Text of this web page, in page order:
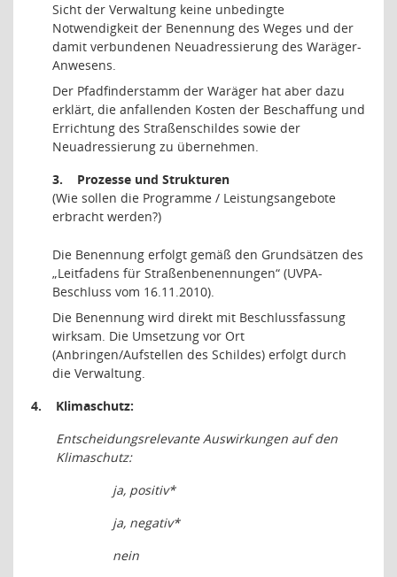
Sicht der Verwaltung keine unbedingte
Notwendigkeit der Benennung des Weges und der
damit verbundenen Neuadressierung des Waräger-
Anwesens.
Der Pfadfinderstamm der Waräger hat aber dazu
erklärt, die anfallenden Kosten der Beschaffung und
Errichtung des Straßenschildes sowie der
Neuadressierung zu übernehmen.
3.
Prozesse und Strukturen
(Wie sollen die Programme / Leistungsangebote
erbracht werden?)
Die Benennung erfolgt gemäß den Grundsätzen des
„Leitfadens für Straßenbenennungen“ (UVPA-
Beschluss vom 16.11.2010).
Die Benennung wird direkt mit Beschlussfassung
wirksam. Die Umsetzung vor Ort
(Anbringen/Aufstellen des Schildes) erfolgt durch
die Verwaltung.
4.
Klimaschutz:
Entscheidungsrelevante Auswirkungen auf den
Klimaschutz:
ja, positiv*
ja, negativ*
nein